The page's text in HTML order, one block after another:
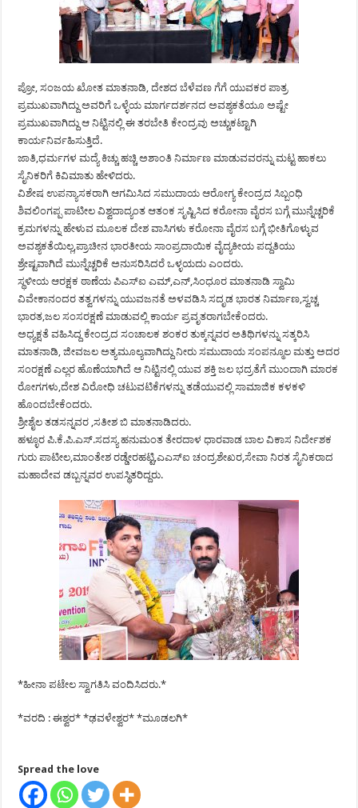
ಪ್ರೋ, ಸಂಜಯ ಖೋತ ಮಾತನಾಡಿ, ದೇಶದ ಬೆಳೆವಣ ಗೆಗೆ ಯುವಕರ ಪಾತ್ರ
ಪ್ರಮುಖವಾಗಿದ್ದು ಅವರಿಗೆ ಒಳ್ಳೆಯ ಮಾರ್ಗದರ್ಶನದ ಅವಶ್ಯಕತೆಯೂ ಅಷ್ಟೇ
ಪ್ರಮುಖವಾಗಿದ್ದು ಆ ನಿಟ್ಟಿನಲ್ಲಿ ಈ ತರಬೇತಿ ಕೇಂದ್ರವು ಅಚ್ಚುಕಟ್ಟಾಗಿ
ಕಾರ್ಯನಿರ್ವಹಿಸುತ್ತಿದೆ.
ಜಾತಿ,ಧರ್ಮಗಳ ಮದ್ಯೆ ಕಿಚ್ಚು ಹಚ್ಚಿ ಅಶಾಂತಿ ನಿರ್ಮಾಣ ಮಾಡುವವರನ್ನು ಮಟ್ಟ ಹಾಕಲು
ಸೈನಿಕರಿಗೆ ಕಿವಿಮಾತು ಹೇಳಿದರು.
ವಿಶೇಷ ಉಪನ್ಯಾಸಕರಾಗಿ ಆಗಮಿಸಿದ ಸಮುದಾಯ ಆರೋಗ್ಯ ಕೇಂದ್ರದ ಸಿಬ್ಬಂಧಿ
ಶಿವಲಿಂಗಪ್ಪ ಪಾಟೀಲ ವಿಶ್ವದಾದ್ಯಂತ ಆತಂಕ ಸೃಷ್ಟಿಸಿದ ಕರೋನಾ ವೈರಸ ಬಗ್ಗೆ ಮುನ್ನೆಚ್ಚರಿಕೆ
ಕ್ರಮಗಳನ್ನು ಹೇಳುವ ಮೂಲಕ ದೇಶ ವಾಸಿಗಳು ಕರೋನಾ ವೈರಸ ಬಗ್ಗೆ ಭೀತಿಗೊಳ್ಳುವ
ಅವಶ್ಯಕತೆಯಿಲ್ಲ,ಪ್ರಾಚೀನ ಭಾರತೀಯ ಸಾಂಪ್ರದಾಯಿಕ ವೈದ್ಯಕೀಯ ಪದ್ದತಿಯು
ಶ್ರೇಷ್ಟವಾಗಿದೆ ಮುನ್ನೆಚ್ಚರಿಕೆ ಅನುಸರಿಸಿದರೆ ಒಳ್ಳಯದು ಎಂದರು.
ಸ್ಥಳೀಯ ಆರಕ್ಷಕ ಠಾಣೆಯ ಪಿಎಸ್‍ಐ ಎಮ್,ಎನ್,ಸಿಂಧೂರ ಮಾತನಾಡಿ ಸ್ವಾಮಿ
ವಿವೇಕಾನಂದರ ತತ್ವಗಳನ್ನು ಯುವಜನತೆ ಅಳವಡಿಸಿ ಸದೃಡ ಭಾರತ ನಿರ್ಮಾಣ,ಸ್ವಚ್ಚ
ಭಾರತ,ಜಲ ಸಂಸರಕ್ಷಣೆ ಮಾಡುವಲ್ಲಿ ಕಾರ್ಯ ಪ್ರವೃತರಾಗಬೇಕೆಂದರು.
ಅಧ್ಯಕ್ಷತೆ ವಹಿಸಿದ್ದ ಕೇಂದ್ರದ ಸಂಚಾಲಕ ಶಂಕರ ತುಕ್ಕನ್ನವರ ಅತಿಥಿಗಳನ್ನು ಸತ್ಕರಿಸಿ
ಮಾತನಾಡಿ, ಜೀವಜಲ ಅತ್ಯಮೂಲ್ಯವಾಗಿದ್ದು ನೀರು ಸಮುದಾಯ ಸಂಪನ್ಮೂಲ ಮತ್ತು ಅದರ
ಸಂರಕ್ಷಣೆ ಎಲ್ಲರ ಹೊಣೆಯಾಗಿದೆ ಆ ನಿಟ್ಟಿನಲ್ಲಿ ಯುವ ಶಕ್ತಿ ಜಲ ಭದ್ರತೆಗೆ ಮುಂದಾಗಿ ಮಾರಕ
ರೋಗಗಳು,ದೇಶ ವಿರೋಧಿ ಚಟುವಟಿಕೆಗಳನ್ನು ತಡೆಯುವಲ್ಲಿ ಸಾಮಾಜಿಕ ಕಳಕಳಿ
ಹೊಂದಬೇಕೆಂದರು.
ಶ್ರೀಶೈಲ ತಡಸನ್ನವರ ,ಸತೀಶ ಬಿ ಮಾತನಾಡಿದರು.
ಹಳ್ಳೂರ ಪಿ.ಕೆ.ಪಿ.ಎಸ್.ಸದಸ್ಯ ಹನುಮಂತ ತೇರದಾಳ ಧಾರವಾಡ ಬಾಲ ವಿಕಾಸ ನಿರ್ದೇಶಕ
ಗುರು ಪಾಟೀಲ,ಮಾಂತೇಶ ರಡ್ಡೇರಹಟ್ಟಿ,ಎಎಸ್‍ಐ ಚಂದ್ರಶೇಖರ,ಸೇವಾ ನಿರತ ಸೈನಿಕರಾದ
ಮಹಾದೇವ ಡಬ್ಬನ್ನವರ ಉಪಸ್ಥಿತರಿದ್ದರು.
*ಹೀನಾ ಪಟೇಲ ಸ್ವಾಗತಿಸಿ ವಂದಿಸಿದರು.*
*ವರದಿ : ಈಶ್ವರ* *ಢವಳೇಶ್ವರ* *ಮೂಡಲಗಿ*
Spread the love